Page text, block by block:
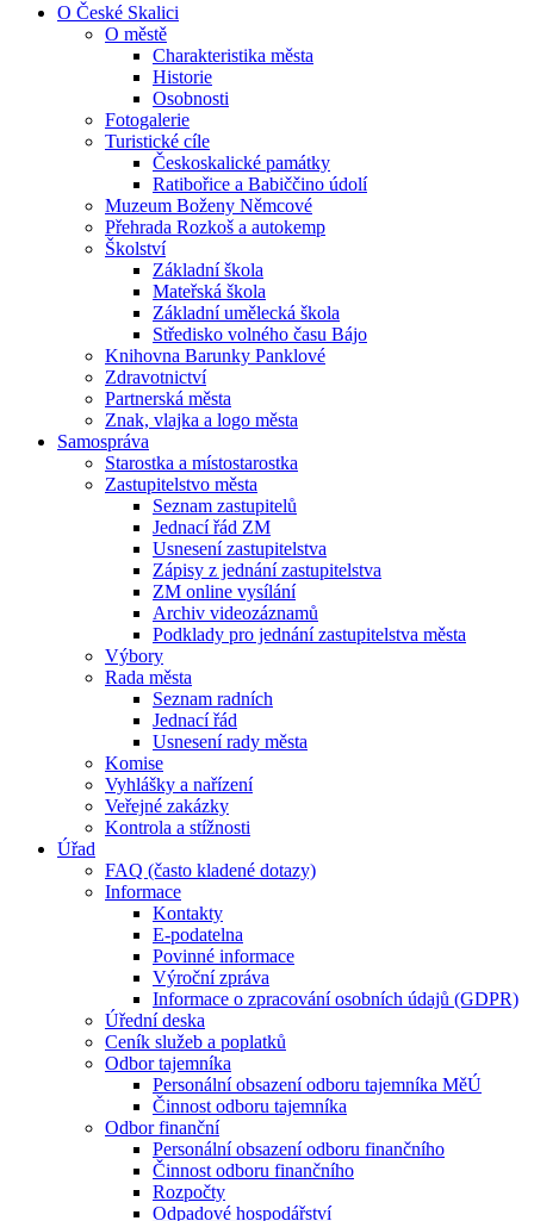
O České Skalici
O městě
Charakteristika města
Historie
Osobnosti
Fotogalerie
Turistické cíle
Českoskalické památky
Ratibořice a Babiččino údolí
Muzeum Boženy Němcové
Přehrada Rozkoš a autokemp
Školství
Základní škola
Mateřská škola
Základní umělecká škola
Středisko volného času Bájo
Knihovna Barunky Panklové
Zdravotnictví
Partnerská města
Znak, vlajka a logo města
Samospráva
Starostka a místostarostka
Zastupitelstvo města
Seznam zastupitelů
Jednací řád ZM
Usnesení zastupitelstva
Zápisy z jednání zastupitelstva
ZM online vysílání
Archiv videozáznamů
Podklady pro jednání zastupitelstva města
Výbory
Rada města
Seznam radních
Jednací řád
Usnesení rady města
Komise
Vyhlášky a nařízení
Veřejné zakázky
Kontrola a stížnosti
Úřad
FAQ (často kladené dotazy)
Informace
Kontakty
E-podatelna
Povinné informace
Výroční zpráva
Informace o zpracování osobních údajů (GDPR)
Úřední deska
Ceník služeb a poplatků
Odbor tajemníka
Personální obsazení odboru tajemníka MěÚ
Činnost odboru tajemníka
Odbor finanční
Personální obsazení odboru finančního
Činnost odboru finančního
Rozpočty
Odpadové hospodářství